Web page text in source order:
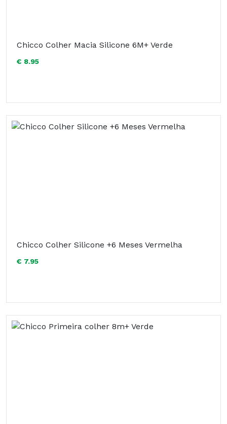
Chicco Colher Macia Silicone 6M+ Verde
€ 8.95
Chicco Colher Silicone +6 Meses Vermelha
€ 7.95